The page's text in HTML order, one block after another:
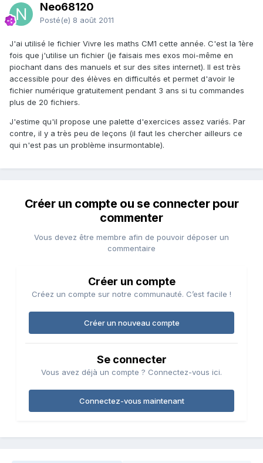
Neo68120
Posté(e) 8 août 2011
J'ai utilisé le fichier Vivre les maths CM1 cette année. C'est la 1ère
fois que j'utilise un fichier (je faisais mes exos moi-même en
piochant dans des manuels et sur des sites internet). Il est très
accessible pour des élèves en difficultés et permet d'avoir le
fichier numérique gratuitement pendant 3 ans si tu commandes
plus de 20 fichiers.
J'estime qu'il propose une palette d'exercices assez variés. Par
contre, il y a très peu de leçons (il faut les chercher ailleurs ce
qui n'est pas un problème insurmontable).
Créer un compte ou se connecter pour
commenter
Vous devez être membre afin de pouvoir déposer un
commentaire
Créer un compte
Créez un compte sur notre communauté. C’est facile !
Créer un nouveau compte
Se connecter
Vous avez déjà un compte ? Connectez-vous ici.
Connectez-vous maintenant